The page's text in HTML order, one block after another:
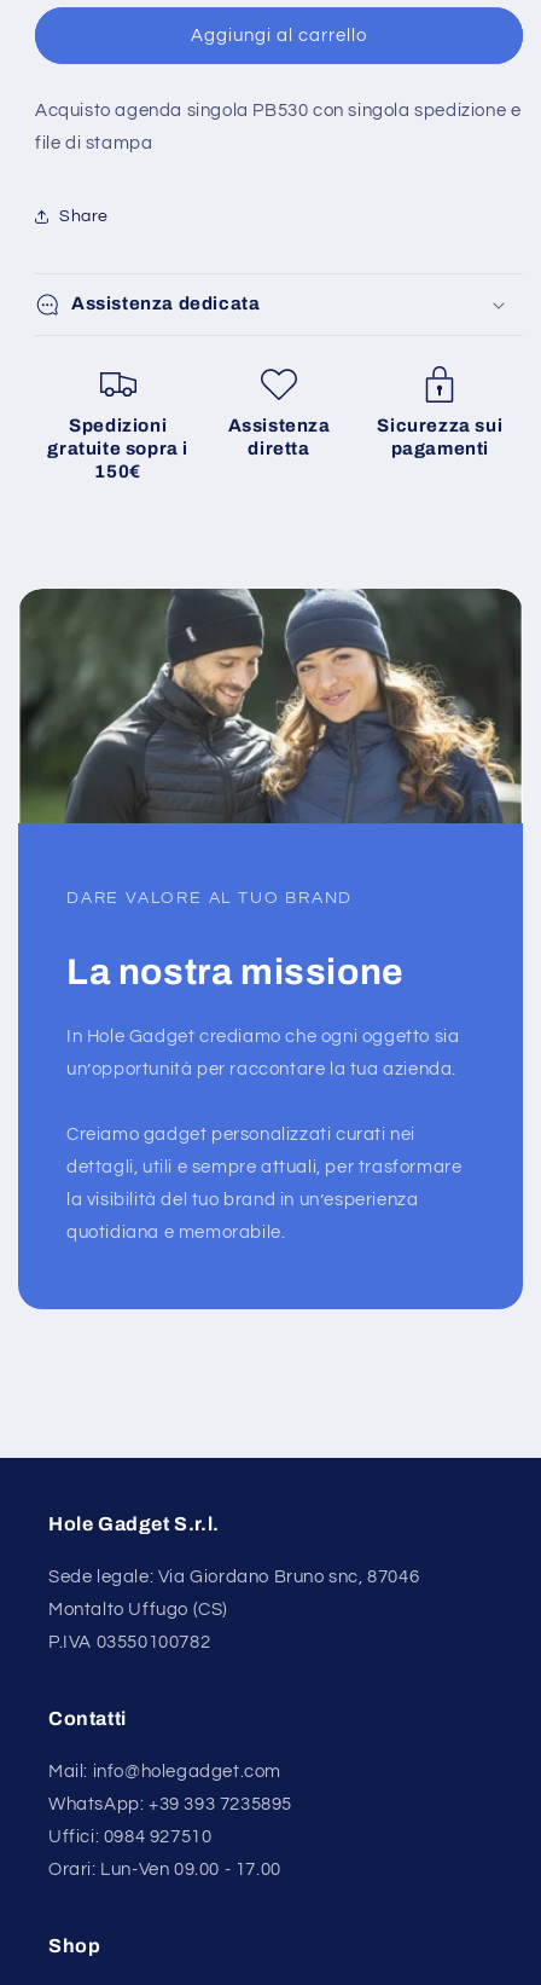
Aggiungi al carrello
Acquisto agenda singola PB530 con singola spedizione e
file di stampa
Share
Assistenza dedicata
Spedizioni
gratuite sopra i
150€
Assistenza
diretta
Sicurezza sui
pagamenti
DARE VALORE AL TUO BRAND
La nostra missione
In Hole Gadget crediamo che ogni oggetto sia
un’opportunità per raccontare la tua azienda.
Creiamo gadget personalizzati curati nei
dettagli, utili e sempre attuali, per trasformare
la visibilità del tuo brand in un’esperienza
quotidiana e memorabile.
Hole Gadget S.r.l.
Sede legale: Via Giordano Bruno snc, 87046
Montalto Uffugo (CS)
P.IVA 03550100782
Contatti
Mail: info@holegadget.com
WhatsApp: +39 393 7235895
Uffici: 0984 927510
Orari: Lun-Ven 09.00 - 17.00
Shop